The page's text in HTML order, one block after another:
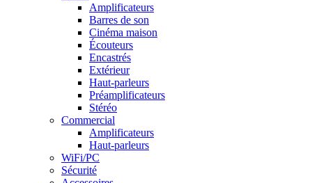
Amplificateurs
Barres de son
Cinéma maison
Écouteurs
Encastrés
Extérieur
Haut-parleurs
Préamplificateurs
Stéréo
Commercial
Amplificateurs
Haut-parleurs
WiFi/PC
Sécurité